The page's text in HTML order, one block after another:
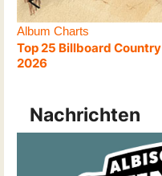
Album Charts
Top 25 Billboard
2026
Nachrichten